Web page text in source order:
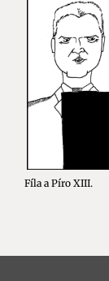
Fíla a Píro XIII.